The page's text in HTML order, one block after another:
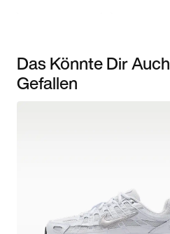
Das Könnte Dir Auch
Gefallen